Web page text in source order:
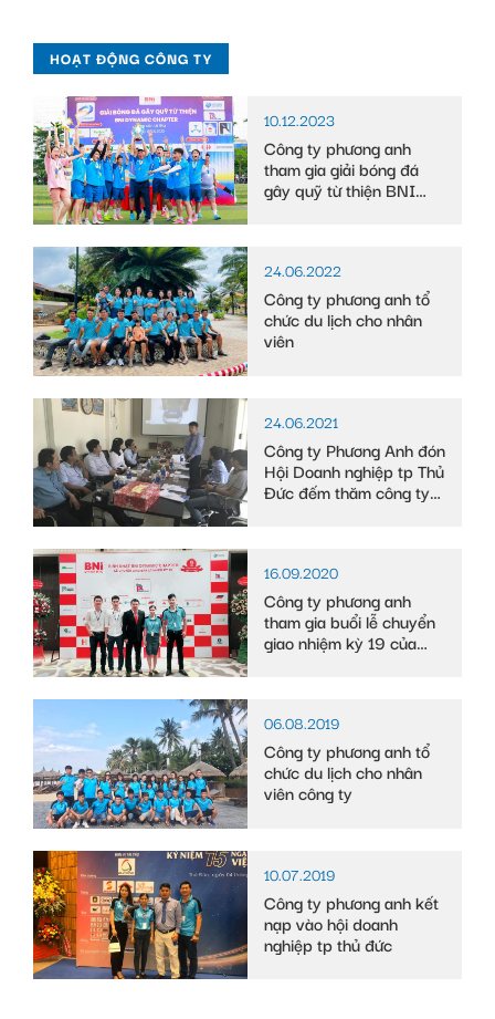
HOẠT ĐỘNG CÔNG TY
10.12.2023
Công ty phương anh
tham gia giải bóng đá
gây quỹ từ thiện BNI
24.06.2022
Công ty phương anh tổ
chức du lịch cho nhân
viên
24.06.2021
Công ty Phương Anh đón
Hội Doanh nghiệp tp Thủ
Đức đếm thăm công ty
16.09.2020
Công ty phương anh
tham gia buổi lễ chuyển
giao nhiệm kỳ 19 của
06.08.2019
Công ty phương anh tổ
chức du lịch cho nhân
viên công ty
10.07.2019
Công ty phương anh kết
nạp vào hội doanh
nghiệp tp thủ đức